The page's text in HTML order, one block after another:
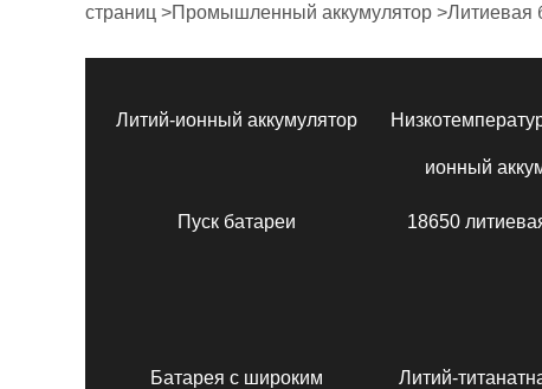
страниц >Промышленный аккумулятор >Литиевая
Литий-ионный аккумулятор
ионный
Пуск батареи 18650
Батарея с широким Литий-